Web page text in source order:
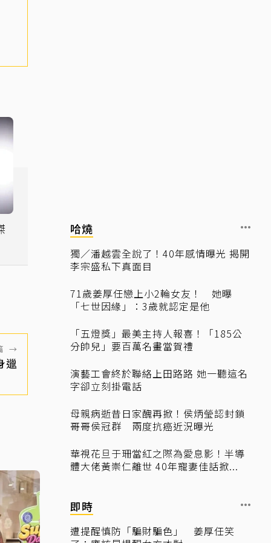
→
邋
哈燒
獨／潘越雲全說了！40年感情曝光 揭開
李宗盛私下真面目
71歲姜厚任戀上小2輪女友！ 她曝
「七世因緣」：3歲就認定是他
「五燈獎」最美主持人報喜！「185公
分帥兒」要百萬名畫當賀禮
演藝工會終於聯絡上田路路 她一聽這名
字卻立刻掛電話
母親病逝昔日家醜再掀！侯炳瑩認封鎖
哥哥侯冠群 兩度抗癌近況曝光
華視花旦于珊當紅之際為愛息影！半導
體大佬黃崇仁離世 40年寵妻佳話掀...
即時
遭提醒慎防「騙財騙色」 姜厚任笑